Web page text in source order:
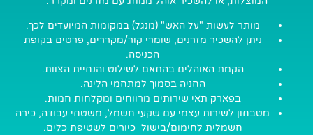
מותר לעשות "על האש" (מנגל) במקומות המיועדים לכך.
ניתן להשכיר מזרנים, שומרי קור/מקררים, פרטים בקופת
הכניסה.
הקמת האוהלים בהתאם לשילוט והנחיית הצוות.
החניה בסמוך למתחמי הלינה.
בפארק תאי שירותים מרווחים ומקלחות חמות.
מטבחון לשירות עצמי עם שקעי חשמל, משטחי עבודה, כירה
חשמלית לחימום/בישול כיורים לשטיפת כלים.